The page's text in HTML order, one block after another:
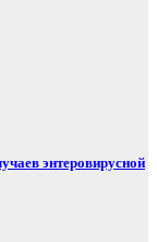
энтеровирусной